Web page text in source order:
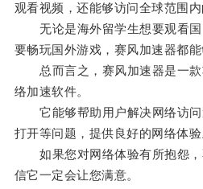
观看视频，还能够访问全球范围内
无论是海外留学生想要观看国
要畅玩国外游戏，赛风加速器都能
总而言之，赛风加速器是一款
络加速软件。
它能够帮助用户解决网络访问
打开等问题，提供良好的网络体验
如果您对网络体验有所抱怨，
信它一定会让您满意。